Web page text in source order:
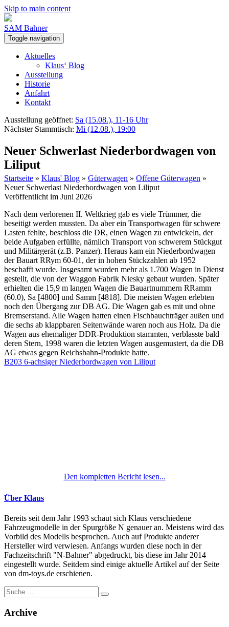
Skip to main content
SAM Bahner
Toggle navigation
Aktuelles
Klaus‘ Blog
Ausstellung
Historie
Anfahrt
Kontakt
Ausstellung geöffnet: Sa (15.08.), 11-16 Uhr
Nächster Stammtisch: Mi (12.08.), 19:00
Neuer Schwerlast Niederbordwagen von
Liliput
Startseite » Klaus' Blog » Güterwagen » Offene Güterwagen »
Neuer Schwerlast Niederbordwagen von Liliput
Veröffentlicht im Juni 2026
Nach dem verlorenen II. Weltkrieg gab es viele Trümmer, die
beseitigt werden mussten. Da aber ein Transportwagen für schwere
Lasten fehlte, beschloss die DR, einen Wagen zu entwickeln, der
beide Aufgaben erfüllte, nämlich Transport von schwerem Stückgut
und Militärgerät (z.B. Panzer). Heraus kam ein Niederbordwagen
der Bauart RRym 60-01, der in hohen Stückzahlen ab 1952
beschafft wurde. Insgesamt wurden mehr als 1.700 Wagen in Dienst
gestellt, die von der Waggon Fabrik Niesky gebaut wurden. Später
erhielten die 15,9 m langen Wagen die Bauartnummern RRamm
(60.0), Sa [4800] und Samm [4818]. Die meisten Wagen erlebten
noch den Übergang zur DB AG. Die Wagen gab es mit und ohne
Bremserstand. Alle Wagen hatten einen Fischbauchträger außen und
die sechs ab klappbaren Seitenwände waren noch aus Holz. Da die
Wagen aus ehemaliger DDR-Produktion stammten, verblasste bald
deren Stern, 1998 waren die letzten Wagen ausgemustert, da die DB
AG etwas gegen Reichsbahn-Produkte hatte.
B203 6-achsiger Niederbordwagen von Liliput
Den kompletten Bericht lesen...
Über Klaus
Bereits seit dem Jahr 1993 schaut sich Klaus verschiedene
Fahrzeugmodelle in der Spurgröße N genauer an. Meistens wird das
Vorbild des Modells besprochen. Auch auf Produkte anderer
Hersteller wird verwiesen. Anfangs wurden diese noch in der
Fachzeitschrift "N-Bahner" abgedruckt, bis diese im Jahr 2014
eingestellt wurde. Seitdem sind einige aktuelle Artikel auf der Seite
von dm-toys.de erschienen.
Suche
nach:
Archive